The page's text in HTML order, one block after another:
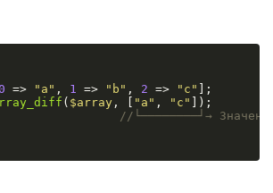
=> "a" , 1 => "b" , 2 => "c"
];
( $array , [ "a" , "c"
]);
//└────────┘→